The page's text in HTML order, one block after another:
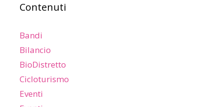
Contenuti
Bandi
Bilancio
BioDistretto
Cicloturismo
Eventi